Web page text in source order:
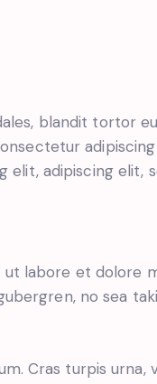
blandit tortor
adipiscing elit,
labore et dolore
no sea
Cras turpis urna,